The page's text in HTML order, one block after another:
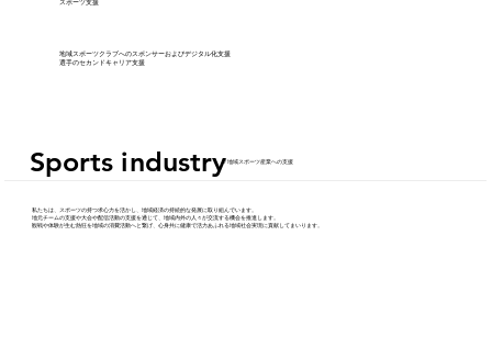
​地域スポーツクラブへのスポンサーおよびデジタル化支援​
​選手のセカンドキャリア支援
Sports industry
Sports industry​/ 地域スポーツ産業への支援
​私たちは、スポーツの持つ求心力を活かし、地域経済の持続的な発展に取り組んでいます。
地元チームの支援や大会や配信活動の支援を通じて、地域内外の人々が交流する機会を推進します。
観戦や体験が生む熱狂を地域の消費活動へと繋げ、心身共に健康で活力あふれる地域社会実現に貢献してまいります。